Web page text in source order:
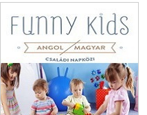
Jutka Elegáns Divat
Balatonalmádi